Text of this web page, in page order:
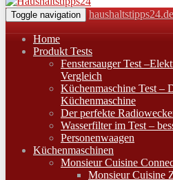
Toggle navigation haushaltstipps24.de
Home
Produkt Tests
Fenstersauger Test
Vergleich
Küchenmaschine Test –
Küchenmaschine
Der perfekte
Wasserfilter im Test –
Personenwaagen
Küchenmaschinen
Monsieur Cuisine
Monsieur Cuisine